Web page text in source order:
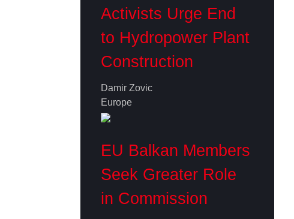
Activists Urge End
to Hydropower Plant
Construction
Damir Zovic
Europe
EU Balkan Members
Seek Greater Role
in Commission